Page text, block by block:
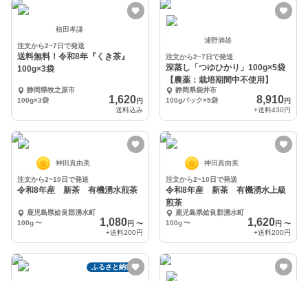
植田孝謙
注文から2~7日で発送
送料無料！令和8年『くき茶』
100g×3袋
静岡県牧之原市
100g×3袋
1,620円
送料込み
浦野満雄
注文から2~7日で発送
深蒸し「つゆひかり」100g×5袋
【農薬：栽培期間中不使用】
静岡県袋井市
100gパック×5袋
8,910円
+送料430円
神田真由美
注文から2~10日で発送
令和8年産 新茶 有機湧水煎茶
鹿児島県姶良郡湧水町
100g〜 1,080円 〜
+送料200円
神田真由美
注文から2~10日で発送
令和8年産 新茶 有機湧水上級
煎茶
鹿児島県姶良郡湧水町
100g 〜 1,620円 〜
+送料200円
ふるさと納税可